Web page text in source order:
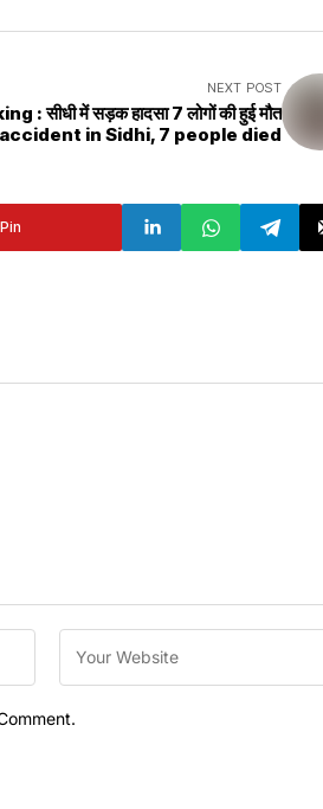
NEXT POST
में सड़क हादसा 7 लोगों की हुई मौत
in Sidhi, 7 people died
Pin